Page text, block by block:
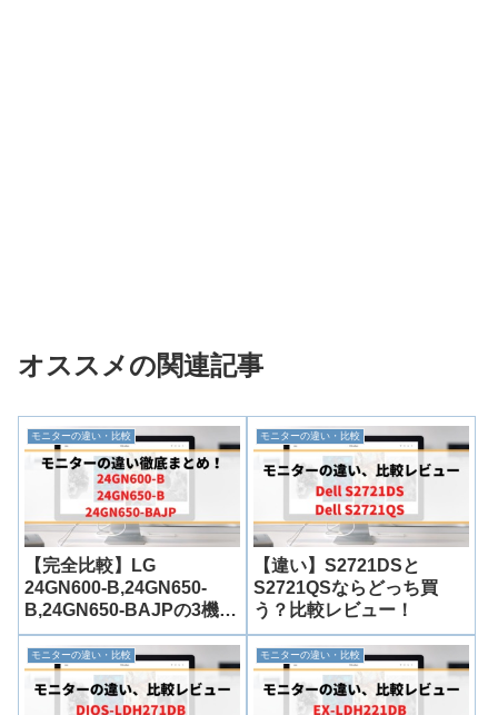
オススメの関連記事
モニターの違い・比較
【完全比較】LG
24GN600-B,24GN650-
B,24GN650-BAJPの3機種
違いまとめ
モニターの違い・比較
【違い】S2721DSと
S2721QSならどっち買
う？比較レビュー！
モニターの違い・比較 モニターの違い・比較